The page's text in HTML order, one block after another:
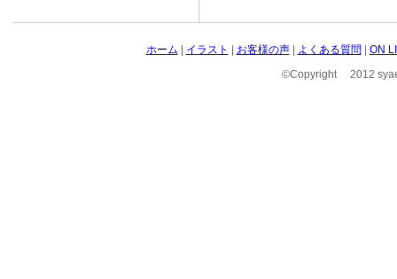
ホーム イラスト お客様の声| よくある質問
ON
©Copyright 2012 syae